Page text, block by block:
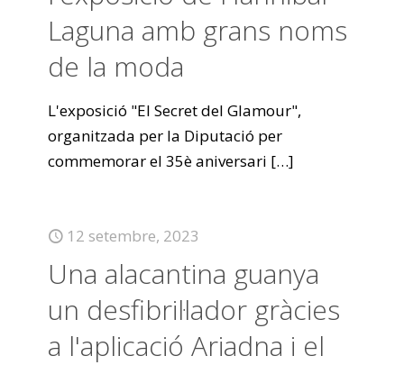
Laguna amb grans noms
de la moda
L'exposició "El Secret del Glamour",
organitzada per la Diputació per
commemorar el 35è aniversari […]
12 setembre, 2023
Una alacantina guanya
un desfibril·lador gràcies
a l'aplicació Ariadna i el